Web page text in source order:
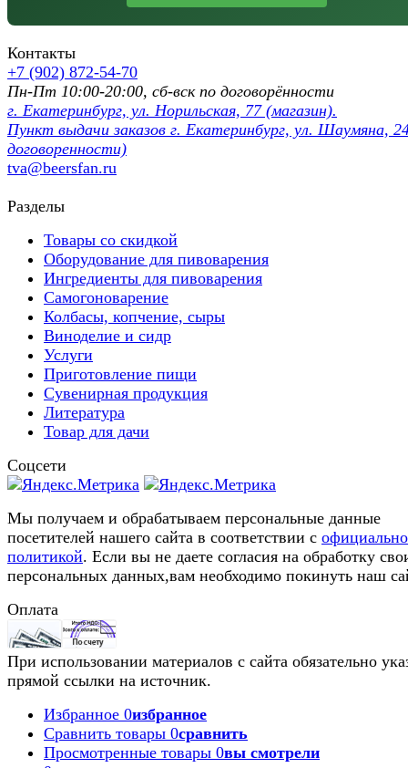
Контакты
+7 (902) 872-54-70
Пн-Пт 10:00-20:00, сб-вск по договорённости
г. Екатеринбург, ул. Норильская, 77 (магазин).
Пункт выдачи заказов г. Екатеринбург, ул. Шаумяна,
договоренности)
tva@beersfan.ru
Разделы
Товары со скидкой
Оборудование для пивоварения
Ингредиенты для пивоварения
Самогоноварение
Колбасы, копчение, сыры
Виноделие и сидр
Услуги
Приготовление пищи
Сувенирная продукция
Литература
Товар для дачи
Соцсети
Мы получаем и обрабатываем персональные данные
посетителей нашего сайта в соответствии с
политикой. Если вы не даете согласия на обработку
персональных данных,вам необходимо покинуть наш
Оплата
При использовании материалов с сайта обязательно
прямой ссылки на источник.
Избранное 0избранное
Сравнить товары 0сравнить
Просмотренные товары 0вы смотрели